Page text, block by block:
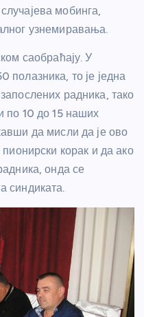
мобинга,
узнемиравања.
саобраћају. У
полазника, то је једна
радника, тако
по 10 до 15 наших
да мисли да је ово
корак и да ако
онда се
синдиката.